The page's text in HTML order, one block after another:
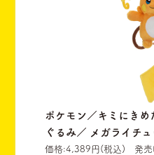
ポケモン／キミにきめ
ぐるみ／ メガライチュ
価格:4,389円(税込) 発売